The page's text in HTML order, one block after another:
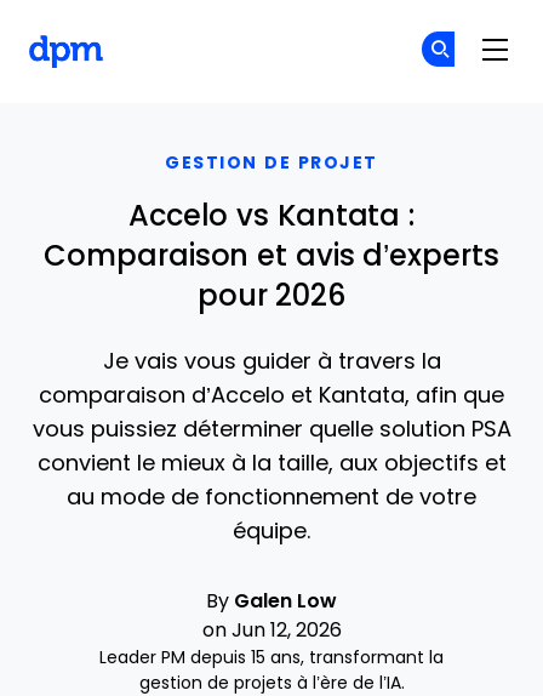
GESTION DE PROJET
Accelo vs Kantata :
Comparaison et avis d’experts
pour 2026
Je vais vous guider à travers la
comparaison d’Accelo et Kantata, afin que
vous puissiez déterminer quelle solution PSA
convient le mieux à la taille, aux objectifs et
au mode de fonctionnement de votre
équipe.
By Galen Low
on Jun 12, 2026
Leader PM depuis 15 ans, transformant la
gestion de projets à l’ère de l’IA.